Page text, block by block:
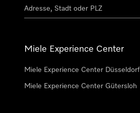
Miele Experience Center
Miele Experience Center Düsseldorf
Miele Experience Center Gütersloh